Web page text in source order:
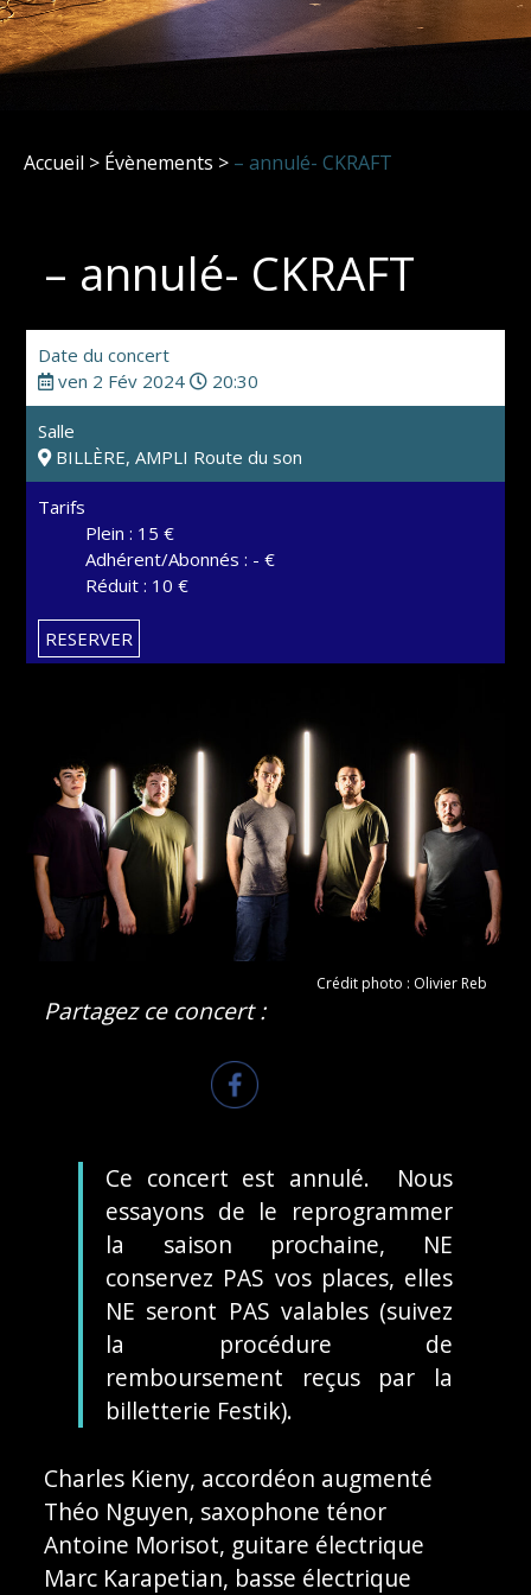
Accueil > Évènements > – annulé- CKRAFT
– annulé- CKRAFT
Date du concert
ven 2 Fév 2024
20:30
Salle
BILLÈRE, AMPLI Route du son
Tarifs
Plein : 15 €
Adhérent/Abonnés : - €
Réduit : 10 €
RESERVER
Crédit photo : Olivier Reb
Partagez ce concert :
Ce concert est annulé. Nous
essayons de le reprogrammer
la saison prochaine, NE
conservez PAS vos places, elles
NE seront PAS valables (suivez
la procédure de
remboursement reçus par la
billetterie Festik).
Charles Kieny, accordéon augmenté
Théo Nguyen, saxophone ténor
Antoine Morisot, guitare électrique
Marc Karapetian, basse électrique